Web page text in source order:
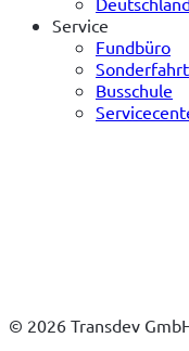
Service
Fundbüro
Busschule
© 2026 Transdev